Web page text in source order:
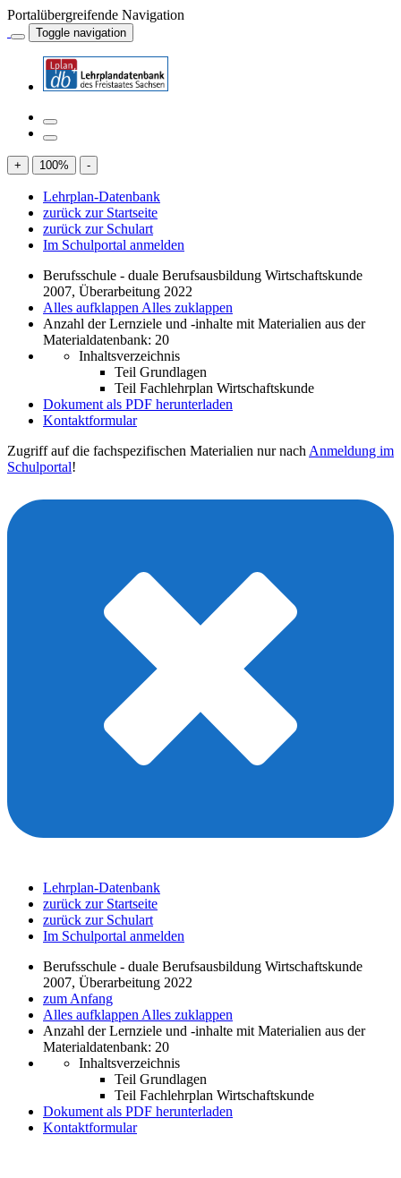
Portalübergreifende Navigation
Toggle navigation
+ 100% -
Lehrplan-Datenbank
zurück zur Startseite
zurück zur Schulart
Im Schulportal anmelden
Berufsschule - duale Berufsausbildung Wirtschaftskunde
2007, Überarbeitung 2022
Alles aufklappen Alles zuklappen
Anzahl der Lernziele und -inhalte mit Materialien aus der
Materialdatenbank: 20
Inhaltsverzeichnis
Teil Grundlagen
Teil Fachlehrplan Wirtschaftskunde
Dokument als PDF herunterladen
Kontaktformular
Zugriff auf die fachspezifischen Materialien nur nach Anmeldung im
Schulportal!
Lehrplan-Datenbank
zurück zur Startseite
zurück zur Schulart
Im Schulportal anmelden
Berufsschule - duale Berufsausbildung Wirtschaftskunde
2007, Überarbeitung 2022
zum Anfang
Alles aufklappen Alles zuklappen
Anzahl der Lernziele und -inhalte mit Materialien aus der
Materialdatenbank: 20
Inhaltsverzeichnis
Teil Grundlagen
Teil Fachlehrplan Wirtschaftskunde
Dokument als PDF herunterladen
Kontaktformular